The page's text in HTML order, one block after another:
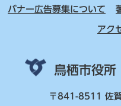
バナー広告募集について
アク
鳥栖市役所
〒841-8511 佐